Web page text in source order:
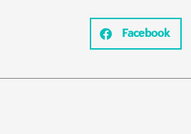
Facebook